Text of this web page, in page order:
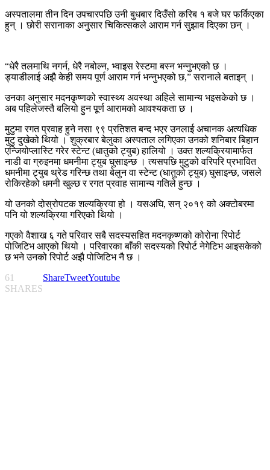
अस्पतालमा तीन दिन उपचारपछि उनी बुधबार दिउँसो करिब १ बजे घर फर्किएका
हुन् । छोरी सरानाका अनुसार चिकित्सकले आराम गर्न सुझाव दिएका छन् ।
“धेरै तलमाथि नगर्न, धेरै नबोल्न, भ्वाइस रेस्टमा बस्न भन्नुभएको छ ।
ड्याडीलाई अझै केही समय पूर्ण आराम गर्न भन्नुभएको छ,” सरानाले बताइन् ।
उनका अनुसार मदनकृष्णको स्वास्थ्य अवस्था अहिले सामान्य भइसकेको छ ।
अब पहिलेजस्तै बलियो हुन पूर्ण आरामको आवश्यकता छ ।
मुटुमा रगत प्रवाह हुने नसा ९९ प्रतिशत बन्द भएर उनलाई अचानक अत्यधिक
मुटु दुखेको थियो । शुक्रबार बेलुका अस्पताल लगिएका उनको शनिबार बिहान
एन्जियोप्लास्टि गरेर स्टेन्ट (धातुको ट्युब) हालियो । उक्त शल्यक्रियामार्फत
नाडी वा ग्रुइनमा धमनीमा ट्युब घुसाइन्छ । त्यसपछि मुटुको वरिपरि प्रभावित
धमनीमा ट्युब थ्रेड गरिन्छ तथा बेलुन वा स्टेन्ट (धातुको ट्युब) घुसाइन्छ, जसले
रोकिरहेको धमनी खुल्छ र रगत प्रवाह सामान्य गतिले हुन्छ ।
यो उनको दोस्रोपटक शल्यक्रिया हो । यसअघि, सन् २०१९ को अक्टोबरमा
पनि यो शल्यक्रिया गरिएको थियो ।
गएको वैशाख ६ गते परिवार सबै सदस्यसहित मदनकृष्णको कोरोना रिपोर्ट
पोजिटिभ आएको थियो । परिवारका बाँकी सदस्यको रिपोर्ट नेगेटिभ आइसकेको
छ भने उनको रिपोर्ट अझै पोजिटिभ नै छ ।
61
SHARES
ShareTweetYoutube